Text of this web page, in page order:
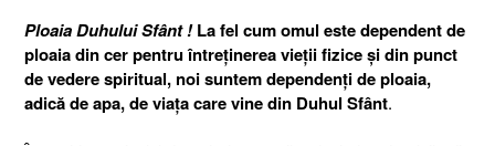
Ploaia Duhului Sfânt ! La fel cum omul este dependent de
ploaia din cer pentru întreținerea vieții fizice și din punct
de vedere spiritual, noi suntem dependenți de ploaia,
adică de apa, de viața care vine din Duhul Sfânt.